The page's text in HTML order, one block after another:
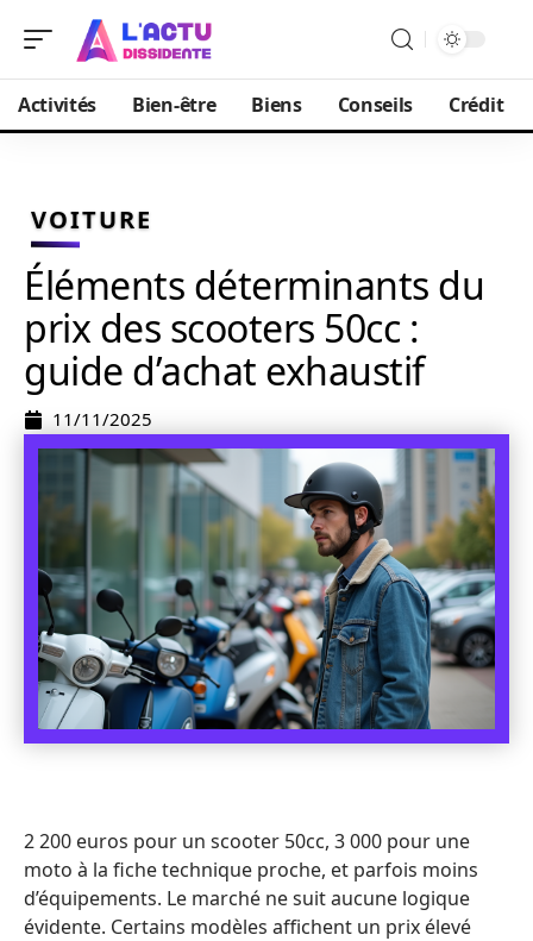
Activités Bien-être Biens Conseils Crédit
VOITURE
Éléments déterminants du
prix des scooters 50cc :
guide d’achat exhaustif
11/11/2025
2 200 euros pour un scooter 50cc, 3 000 pour une
moto à la fiche technique proche, et parfois moins
d’équipements. Le marché ne suit aucune logique
évidente. Certains modèles affichent un prix élevé